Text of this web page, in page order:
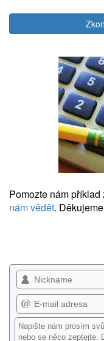
Pomozte nám
nám vědět.